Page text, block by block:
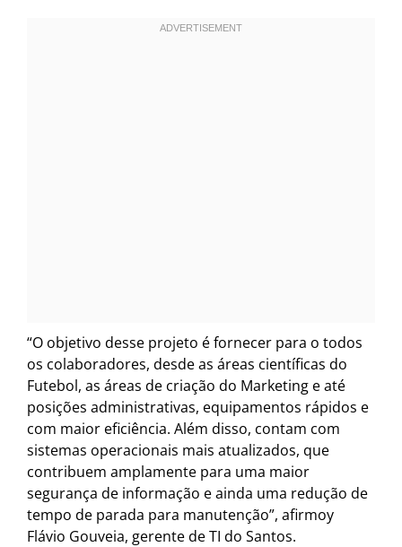
“O objetivo desse projeto é fornecer para o todos
os colaboradores, desde as áreas científicas do
Futebol, as áreas de criação do Marketing e até
posições administrativas, equipamentos rápidos e
com maior eficiência. Além disso, contam com
sistemas operacionais mais atualizados, que
contribuem amplamente para uma maior
segurança de informação e ainda uma redução de
tempo de parada para manutenção”, afirmoy
Flávio Gouveia, gerente de TI do Santos.